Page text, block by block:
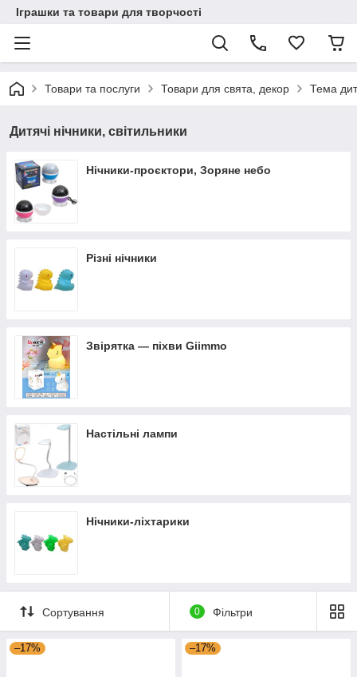
Іграшки та товари для творчості
Товари та послуги Товари для свята, декор Тема
Дитячі нічники, світильники
Нічники-проєктори, Зоряне небо
Різні нічники
Звірятка — піхви Giimmo
Настільні лампи
Нічники-ліхтарики
Сортування 0 Фільтри
–17% –17%